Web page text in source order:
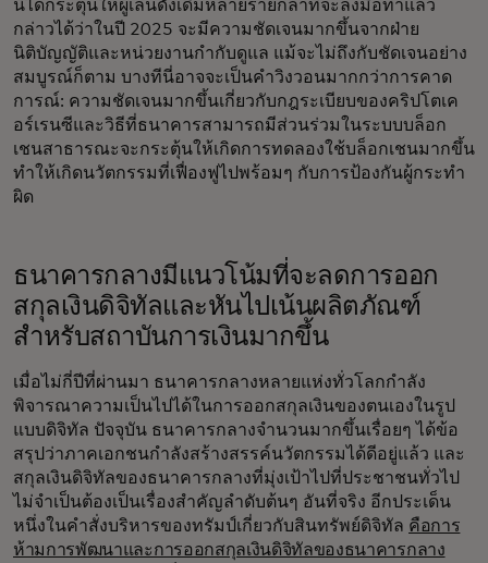
นี้ได้กระตุ้นให้ผู้เล่นดั้งเดิมหลายรายกล้าที่จะลงมือทำแล้ว
กล่าวได้ว่าในปี 2025 จะมีความชัดเจนมากขึ้นจากฝ่าย
นิติบัญญัติและหน่วยงานกำกับดูแล แม้จะไม่ถึงกับชัดเจนอย่าง
สมบูรณ์ก็ตาม บางทีนี่อาจจะเป็นคำวิงวอนมากกว่าการคาด
การณ์: ความชัดเจนมากขึ้นเกี่ยวกับกฎระเบียบของคริปโตเค
อร์เรนซีและวิธีที่ธนาคารสามารถมีส่วนร่วมในระบบบล็อก
เชนสาธารณะจะกระตุ้นให้เกิดการทดลองใช้บล็อกเชนมากขึ้น
ทำให้เกิดนวัตกรรมที่เฟื่องฟูไปพร้อมๆ กับการป้องกันผู้กระทำ
ผิด
ธนาคารกลางมีแนวโน้มที่จะลดการออก
สกุลเงินดิจิทัลและหันไปเน้นผลิตภัณฑ์
สำหรับสถาบันการเงินมากขึ้น
เมื่อไม่กี่ปีที่ผ่านมา ธนาคารกลางหลายแห่งทั่วโลกกำลัง
พิจารณาความเป็นไปได้ในการออกสกุลเงินของตนเองในรูป
แบบดิจิทัล ปัจจุบัน ธนาคารกลางจำนวนมากขึ้นเรื่อยๆ ได้ข้อ
สรุปว่าภาคเอกชนกำลังสร้างสรรค์นวัตกรรมได้ดีอยู่แล้ว และ
สกุลเงินดิจิทัลของธนาคารกลางที่มุ่งเป้าไปที่ประชาชนทั่วไป
ไม่จำเป็นต้องเป็นเรื่องสำคัญลำดับต้นๆ อันที่จริง อีกประเด็น
หนึ่งในคำสั่งบริหารของทรัมป์เกี่ยวกับสินทรัพย์ดิจิทัล คือการ
ห้ามการพัฒนาและการออกสกุลเงินดิจิทัลของธนาคารกลาง